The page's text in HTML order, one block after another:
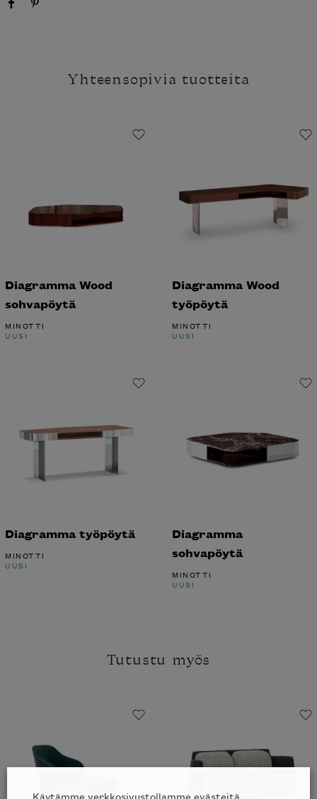
Yhteensopivia tuotteita
Diagramma Wood
sohvapöytä
MINOTTI
UUSI
Diagramma Wood
työpöytä
MINOTTI
UUSI
Diagramma työpöytä
MINOTTI
UUSI
Diagramma
sohvapöytä
MINOTTI
UUSI
Tutustu myös
Käytämme verkkosivustollamme evästeitä